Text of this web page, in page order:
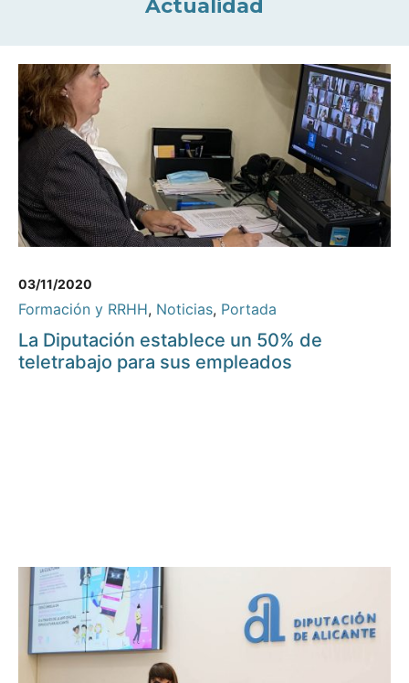
Actualidad
03/11/2020
Formación y RRHH, Noticias, Portada
La Diputación establece un 50% de
teletrabajo para sus empleados